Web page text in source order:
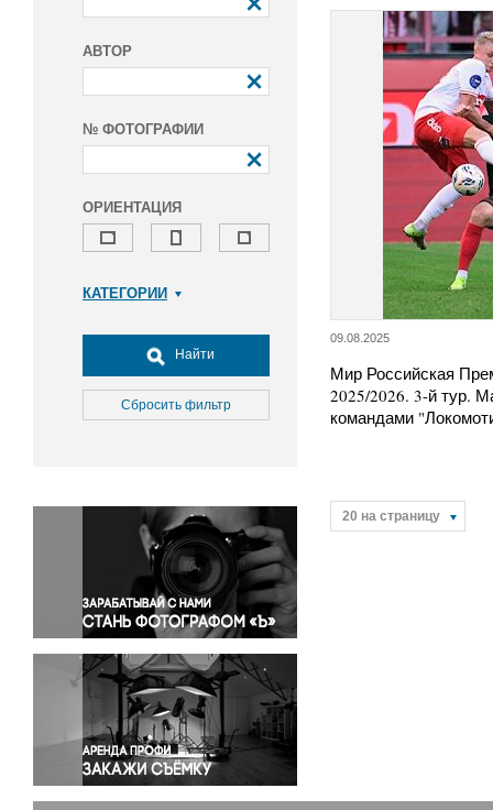
АВТОР
№ ФОТОГРАФИИ
ОРИЕНТАЦИЯ
КАТЕГОРИИ
Досуг, туризм и отдых
Культура
Медицина
Окружающая среда
Политика
Правосудие
Происшествия и конфликты
Религия
Светская жизнь
Спорт
Экология
Экономика и бизнес
Найти
Сбросить фильтр
09.08.2025
Мир Российская
2025/2026. 3-й тур.
командами
20 на страницу